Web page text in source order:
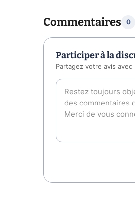
Commentaires 0
Participer à la
Partagez votre avis avec